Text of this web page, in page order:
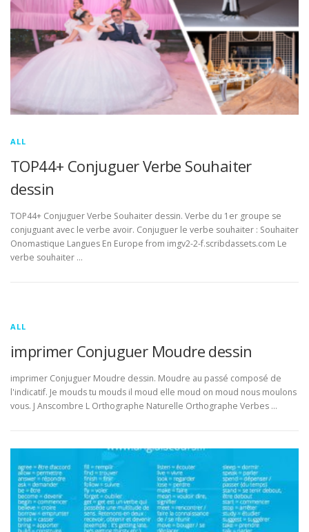
ALL
TOP44+ Conjuguer Verbe Souhaiter
dessin
TOP44+ Conjuguer Verbe Souhaiter dessin. Verbe du 1er groupe se
conjuguant avec le verbe avoir. Conjuguer le verbe souhaiter : Souhaiter
Onomastique Langues En Europe from imgv2-2-f.scribdassets.com Le
verbe souhaiter …
ALL
imprimer Conjuguer Moudre dessin
imprimer Conjuguer Moudre dessin. Moudre au passé composé de
l'indicatif. Je mouds tu mouds il moud elle moud on moud nous moulons
vous. J Anscombre L Orthographe Naturelle Orthographe Verbes …